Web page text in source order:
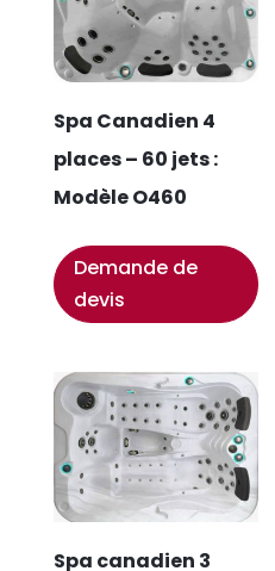
Spa Canadien 4
places – 60 jets :
Modèle O460
Demande de
devis
Spa canadien 3